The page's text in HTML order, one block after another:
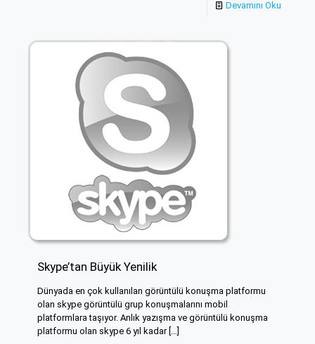
Devamını Oku
Skype’tan Büyük Yenilik
Dünyada en çok kullanılan görüntülü konuşma platformu
olan skype görüntülü grup konuşmalarını mobil
platformlara taşıyor. Anlık yazışma ve görüntülü konuşma
platformu olan skype 6 yıl kadar[…]